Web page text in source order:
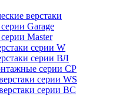
верстаки
Garage
Master
серии W
серии ВЛ
серии СР
серии WS
серии ВС